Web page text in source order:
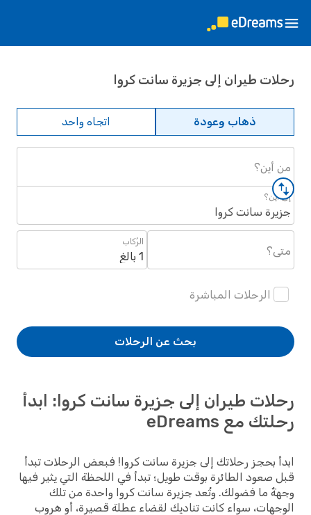
رحلات طيران إلى جزيرة سانت كروا
ذهاب وعودة اتجاه واحد
من أين؟
إلى أين؟
جزيرة سانت كروا
متى؟
الرُكاب
1 بالغ
الرحلات المباشرة
بحث عن الرحلات
رحلات طيران إلى جزيرة سانت كروا: ابدأ
رحلتك مع eDreams
ابدأ بحجز رحلاتك إلى جزيرة سانت كروا! فبعض الرحلات تبدأ
قبل صعود الطائرة بوقت طويل؛ تبدأ في اللحظة التي يثير فيها
وجهةٌ ما فضولك. وتُعد جزيرة سانت كروا واحدة من تلك
الوجهات، سواء كانت تناديك لقضاء عطلة قصيرة، أو هروب